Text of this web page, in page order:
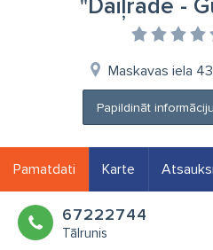
"Daiļrade -
Maskavas iela
Papildināt
Pamatdati Karte
67222744
Tālrunis